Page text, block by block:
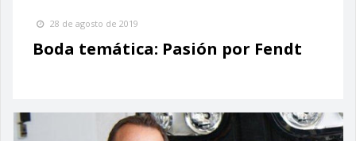
28 de agosto de 2019
Boda temática: Pasión por Fendt